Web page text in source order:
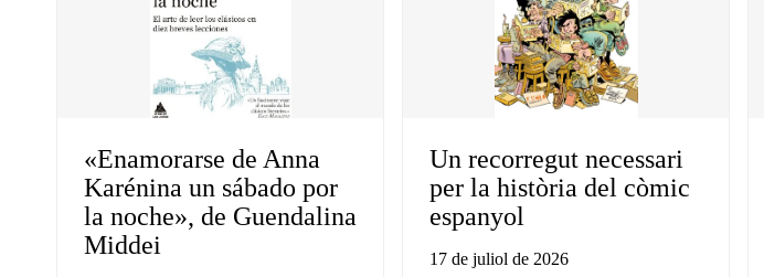
«Enamorarse de Anna
Karénina un sábado por
la noche», de Guendalina
Middei
Un recorregut necessari
per la història del còmic
espanyol
17 de juliol de 2026